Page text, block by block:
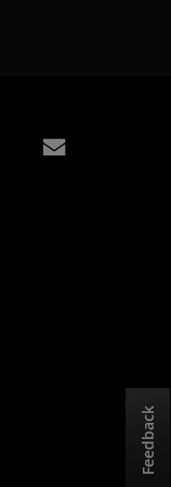
Feedback